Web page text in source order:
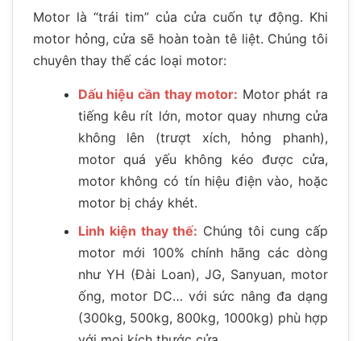
Motor là “trái tim” của cửa cuốn tự động. Khi
motor hỏng, cửa sẽ hoàn toàn tê liệt. Chúng tôi
chuyên thay thế các loại motor:
Dấu hiệu cần thay motor: Motor phát ra
tiếng kêu rít lớn, motor quay nhưng cửa
không lên (trượt xích, hỏng phanh),
motor quá yếu không kéo được cửa,
motor không có tín hiệu điện vào, hoặc
motor bị cháy khét.
Linh kiện thay thế: Chúng tôi cung cấp
motor mới 100% chính hãng các dòng
như YH (Đài Loan), JG, Sanyuan, motor
ống, motor DC… với sức nâng đa dạng
(300kg, 500kg, 800kg, 1000kg) phù hợp